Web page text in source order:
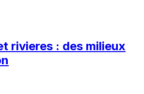
rivieres : des milieux